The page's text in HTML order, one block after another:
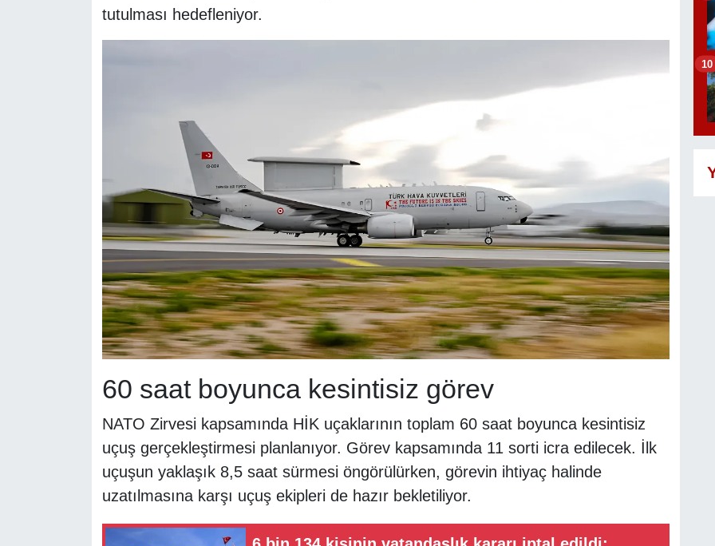
tutulması hedefleniyor.
60 saat boyunca kesintisiz görev
NATO Zirvesi kapsamında HİK uçaklarının toplam 60 saat boyunca kesintisiz
uçuş gerçekleştirmesi planlanıyor. Görev kapsamında 11 sorti icra edilecek. İlk
uçuşun yaklaşık 8,5 saat sürmesi öngörülürken, görevin ihtiyaç halinde
uzatılmasına karşı uçuş ekipleri de hazır bekletiliyor.
10